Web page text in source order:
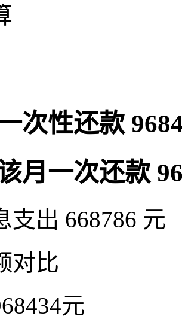
次性还款
月一次还款
支出 668786 元
对比
元